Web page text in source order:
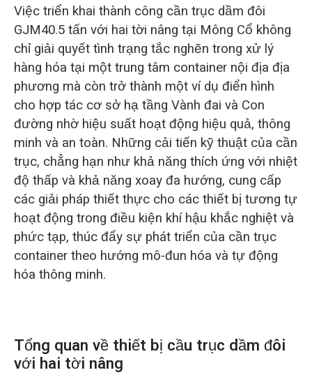
Việc triển khai thành công cần trục dầm đôi
GJM40.5 tấn với hai tời nâng tại Mông Cổ không
chỉ giải quyết tình trạng tắc nghẽn trong xử lý
hàng hóa tại một trung tâm container nội địa địa
phương mà còn trở thành một ví dụ điển hình
cho hợp tác cơ sở hạ tầng Vành đai và Con
đường nhờ hiệu suất hoạt động hiệu quả, thông
minh và an toàn. Những cải tiến kỹ thuật của cần
trục, chẳng hạn như khả năng thích ứng với nhiệt
độ thấp và khả năng xoay đa hướng, cung cấp
các giải pháp thiết thực cho các thiết bị tương tự
hoạt động trong điều kiện khí hậu khắc nghiệt và
phức tạp, thúc đẩy sự phát triển của cần trục
container theo hướng mô-đun hóa và tự động
hóa thông minh.
Tổng quan về thiết bị cầu trục dầm đôi
với hai tời nâng